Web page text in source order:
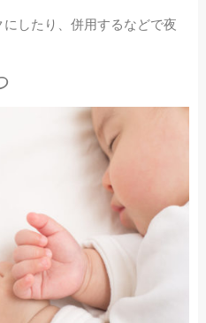
したり、併用するなどで夜